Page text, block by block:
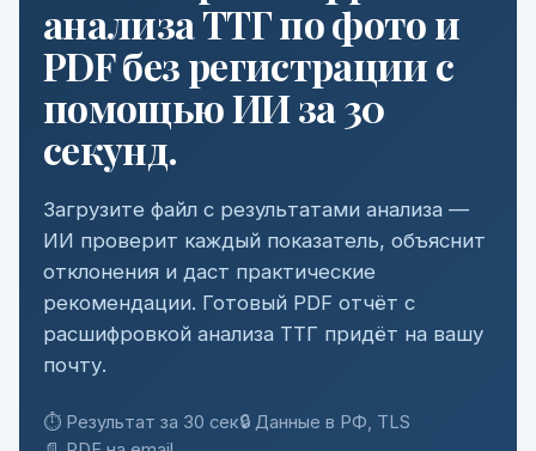
анализа ТТГ по фото и
PDF без регистрации с
помощью ИИ за 30
секунд.
Загрузите файл с результатами анализа —
ИИ проверит каждый показатель, объяснит
отклонения и даст практические
рекомендации. Готовый PDF отчёт с
расшифровкой анализа ТТГ придёт на вашу
почту.
⏱ Результат за 30 сек🔒 Данные в РФ, TLS